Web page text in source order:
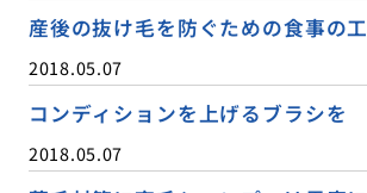
産後の抜け毛を防ぐための食事の
2018.05.07
コンディションを上げるブラシを
2018.05.07